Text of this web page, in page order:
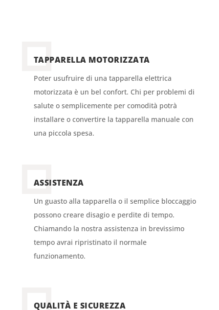
TAPPARELLA MOTORIZZATA
Poter usufruire di una tapparella elettrica
motorizzata è un bel confort. Chi per problemi di
salute o semplicemente per comodità potrà
installare o convertire la tapparella manuale con
una piccola spesa.
ASSISTENZA
Un guasto alla tapparella o il semplice bloccaggio
possono creare disagio e perdite di tempo.
Chiamando la nostra assistenza in brevissimo
tempo avrai ripristinato il normale
funzionamento.
QUALITÀ E SICUREZZA